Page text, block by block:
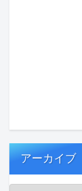
アーカイブ